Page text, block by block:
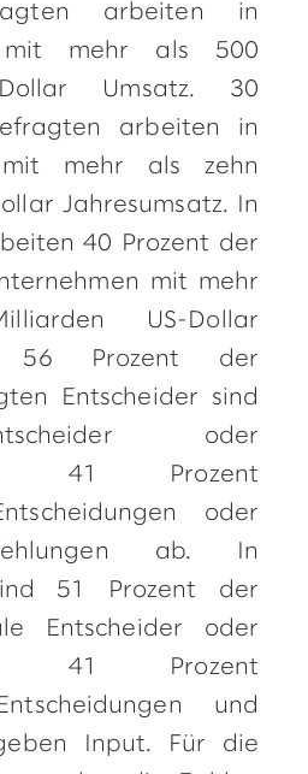
arbeiten in
mit mehr als 500
Dollar Umsatz. 30
arbeiten in
mit mehr als zehn
Jahresumsatz. In
40 Prozent der
mit mehr
US-Dollar
56 Prozent der
Entscheider sind
oder
41 Prozent
oder
ab. In
51 Prozent der
Entscheider oder
41 Prozent
und
Input. Für die